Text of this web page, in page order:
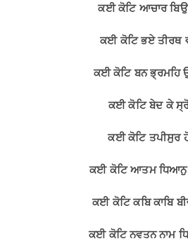
ਕਈ ਕੋਟਿ ਆਚਾਰ
ਕਈ ਕੋਟਿ ਭਏ ਤੀਰਥ
ਕਈ ਕੋਟਿ ਬਨ ਭ੍ਰਮਹਿ
ਕਈ ਕੋਟਿ ਬੇਦ ਕੇ
ਕਈ ਕੋਟਿ ਤਪੀਸੁਰ
ਕਈ ਕੋਟਿ ਆਤਮ ਧਿਆਨੁ
ਕਈ ਕੋਟਿ ਕਬਿ ਕਾਬਿ
ਕਈ ਕੋਟਿ ਨਵਤਨ ਨਾਮ